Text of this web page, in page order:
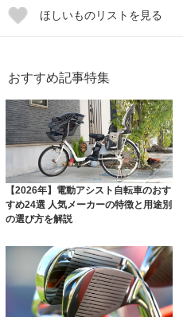
ほしいものリストを見る
おすすめ記事特集
【2026年】電動アシスト自転車のおす
すめ24選 人気メーカーの特徴と用途別
の選び方を解説